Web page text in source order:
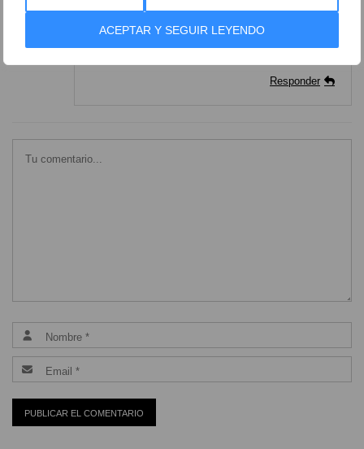
ACEPTAR Y SEGUIR LEYENDO
Gracias por hacer algo urgamente
Responder